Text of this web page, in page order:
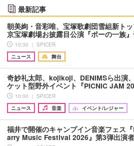
最新記事
朝美絢・音彩唯、宝塚歌劇団雪組新ト
京宝塚劇場お披露目公演『ポーの一族
10:30 ｜ SPICER
ニュース
舞台
奇妙礼太郎、kojikoji、DENIMSら出演
ケット型野外イベント『PICNIC JAM
10:00 ｜ SPICER
ニュース
音楽 イベント/レジャー
福井で開催のキャンプイン音楽フェス
arry Music Festival 2026』第3弾出演